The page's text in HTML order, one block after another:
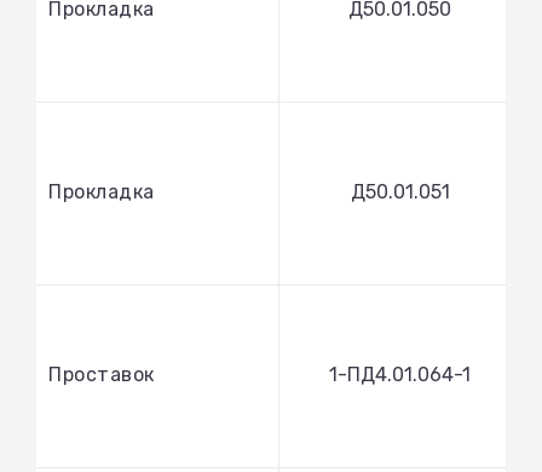
Прокладка Д50.01.050
Прокладка Д50.01.051
Проставок 1-ПД4.01.064-1